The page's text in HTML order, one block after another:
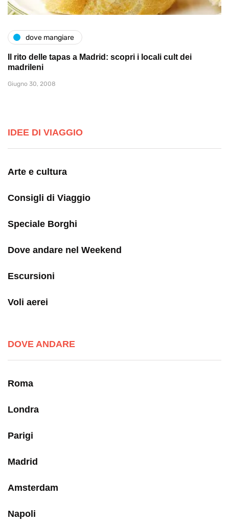
dove mangiare
Il rito delle tapas a Madrid: scopri i locali cult dei
madrileni
Giugno 30, 2008
IDEE DI VIAGGIO
Arte e cultura
Consigli di Viaggio
Speciale Borghi
Dove andare nel Weekend
Escursioni
Voli aerei
DOVE ANDARE
Roma
Londra
Parigi
Madrid
Amsterdam
Napoli